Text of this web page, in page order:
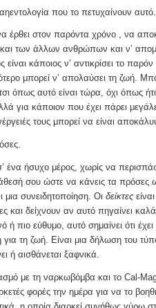
που το πετυχαίνουν αυτό.
έρθει στον παρόντα χρόνο , να
και των άλλων ανθρώπων και ν’
κάποιος ν’ αντικρίσει το παρόν
μπορεί ν’ απολαύσει τη ζωή.
όπως αυτό είναι τώρα, όχι όπως
για κάποιον που έχει πάρει
τους μπορεί να είναι
ένα ήσυχο μέρος, χωρίς να
σου ώστε να κάνεις τα πρόσες
συνειδητοποίηση. Οι δείκτες
και δείχνουν αν αυτό πηγαίνει
πιο εύθυμο, αυτό σημαίνει ότι έχει
για τη ζωή. Είναι μια δήλωση του
ή αισθάνεται ξαφνικά.
με τη ναρκωβόμβα και το Cal-
φορές την ημέρα για να το